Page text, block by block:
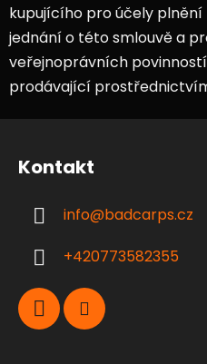
kupujícího pro účely
jednání o této smlouvě a
veřejnoprávních
prodávající
Z
Kontakt
info@badcarps.cz
+420773582355